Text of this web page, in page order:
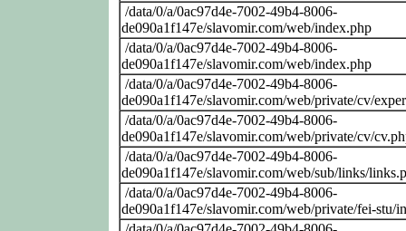
/data/0/a/0ac97d4e-7002-49b4-8006-
de090a1f147e/slavomir.com/web/index.php
/data/0/a/0ac97d4e-7002-49b4-8006-
de090a1f147e/slavomir.com/web/index.php
/data/0/a/0ac97d4e-7002-49b4-8006-
de090a1f147e/slavomir.com/web/private/cv/
/data/0/a/0ac97d4e-7002-49b4-8006-
de090a1f147e/slavomir.com/web/private/cv/
/data/0/a/0ac97d4e-7002-49b4-8006-
de090a1f147e/slavomir.com/web/sub/links/
/data/0/a/0ac97d4e-7002-49b4-8006-
de090a1f147e/slavomir.com/web/private/fei-stu/